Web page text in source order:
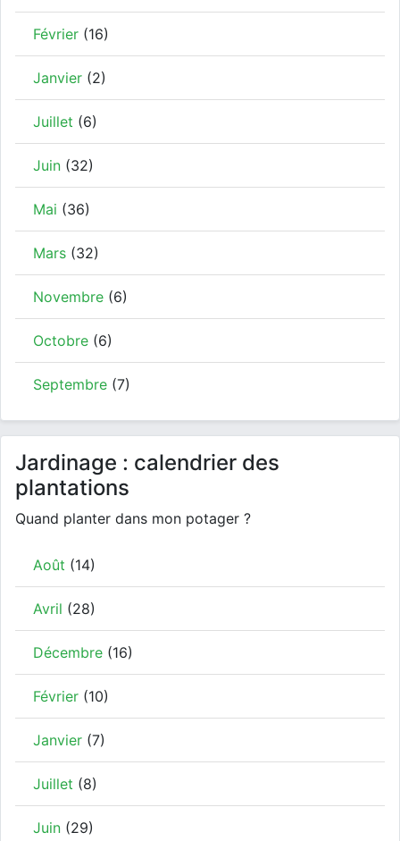
Février (16)
Janvier (2)
Juillet (6)
Juin (32)
Mai (36)
Mars (32)
Novembre (6)
Octobre (6)
Septembre (7)
Jardinage : calendrier des
plantations
Quand planter dans mon potager ?
Août (14)
Avril (28)
Décembre (16)
Février (10)
Janvier (7)
Juillet (8)
Juin (29)